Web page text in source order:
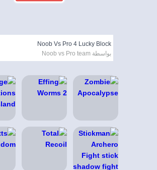
Noob Vs Pro 4 Lucky Block
بواسطة Noob vs Pro team